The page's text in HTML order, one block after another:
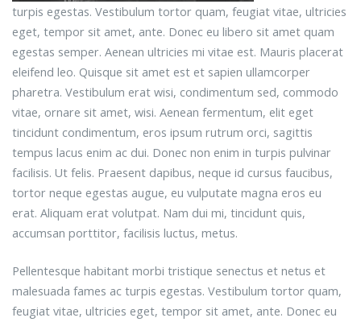
turpis egestas. Vestibulum tortor quam, feugiat vitae, ultricies
eget, tempor sit amet, ante. Donec eu libero sit amet quam
egestas semper. Aenean ultricies mi vitae est. Mauris placerat
eleifend leo. Quisque sit amet est et sapien ullamcorper
pharetra. Vestibulum erat wisi, condimentum sed, commodo
vitae, ornare sit amet, wisi. Aenean fermentum, elit eget
tincidunt condimentum, eros ipsum rutrum orci, sagittis
tempus lacus enim ac dui. Donec non enim in turpis pulvinar
facilisis. Ut felis. Praesent dapibus, neque id cursus faucibus,
tortor neque egestas augue, eu vulputate magna eros eu
erat. Aliquam erat volutpat. Nam dui mi, tincidunt quis,
accumsan porttitor, facilisis luctus, metus.
Pellentesque habitant morbi tristique senectus et netus et
malesuada fames ac turpis egestas. Vestibulum tortor quam,
feugiat vitae, ultricies eget, tempor sit amet, ante. Donec eu